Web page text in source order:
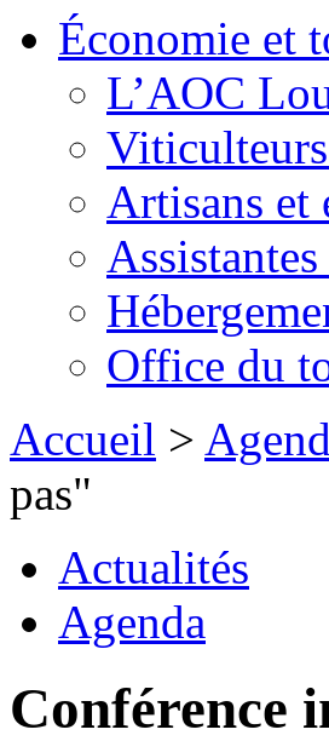
Économie et
L’AOC
Artisans et
Office du
Accueil >
pas"
Actualités
Agenda
Conférence